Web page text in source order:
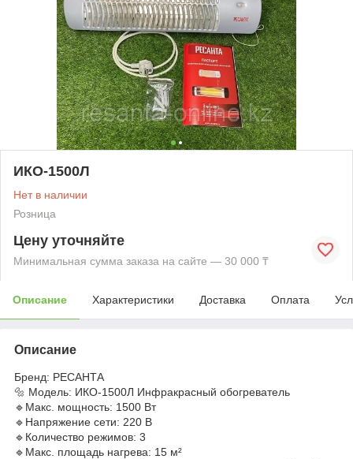
ИКО-1500Л
Нет в наличии
Розница
Цену уточняйте
Минимальная сумма заказа на сайте — 30 000 ₸
Описание Характеристики Доставка Оплата
Описание
Бренд: РЕСАНТА
🔩 Модель: ИКО-1500Л Инфракрасный обогреватель
🔹Макс. мощность: 1500 Вт
🔹Напряжение сети: 220 В
🔹Количество режимов: 3
🔹Макс. площадь нагрева: 15 м²